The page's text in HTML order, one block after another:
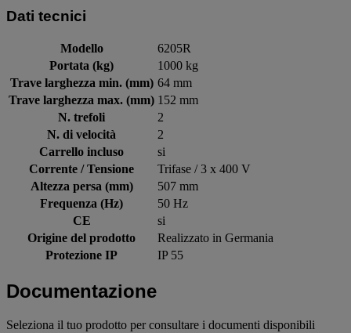
Dati tecnici
Modello
6205R
Portata (kg)
1000 kg
Trave larghezza min. (mm) 64 mm
Trave larghezza max. (mm) 152 mm
N. trefoli
2
N. di velocità
2
Carrello incluso
si
Corrente / Tensione
Trifase / 3 x 400 V
Altezza persa (mm)
507 mm
Frequenza (Hz)
50 Hz
CE
si
Origine del prodotto
Realizzato in Germania
Protezione IP
IP 55
Documentazione
Seleziona il tuo prodotto per consultare i documenti disponibili